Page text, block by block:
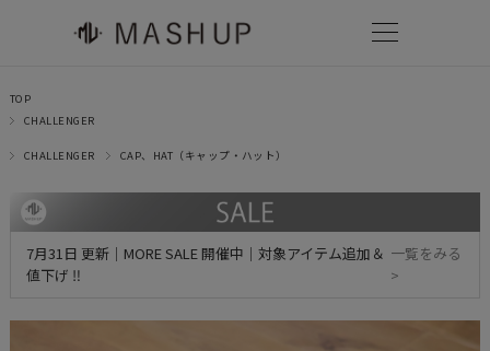
TOP
CHALLENGER
CHALLENGER CAP、HAT（キャップ・ハット）
7月31日 更新｜MORE SALE 開催中｜対象アイテム追加＆
値下げ ‼
一覧をみる
>